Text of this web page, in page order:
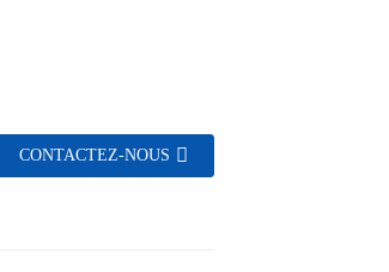
CONTACTEZ-NOUS